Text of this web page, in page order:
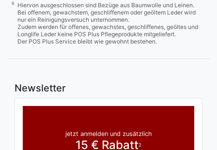
6
Hiervon ausgeschlossen sind Bezüge aus Baumwolle und Leinen.
Bei offenem, gewachstem, geschliffenem oder geöltem Leder wird
nur ein Reinigungsversuch unternommen.
Zudem werden für offenes, gewachstes, geschliffenes, geöltes und
Longlife Leder keine POS Plus Pflegeprodukte mitgeliefert.
Der POS Plus Service bleibt wie gewohnt bestehen.
Newsletter
jetzt anmelden und zusätzlich
15 € Rabatt2